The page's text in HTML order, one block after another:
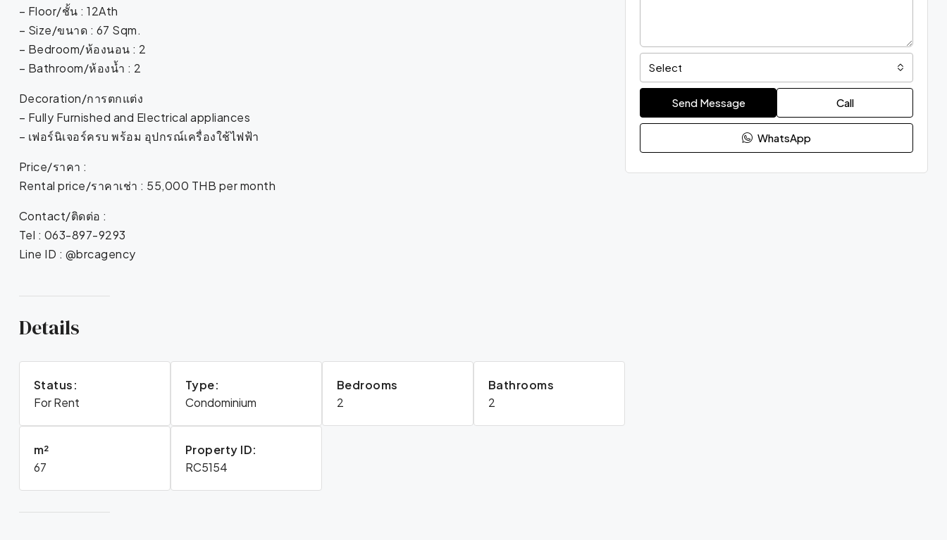
– Floor/ชั้น : 12Ath
– Size/ขนาด : 67 Sqm.
– Bedroom/ห้องนอน : 2
– Bathroom/ห้องน้ำ : 2
Decoration/การตกแต่ง
– Fully Furnished and Electrical appliances
– เฟอร์นิเจอร์ครบ พร้อม อุปกรณ์เครื่องใช้ไฟฟ้า
Price/ราคา :
Rental price/ราคาเช่า : 55,000 THB per month
Contact/ติดต่อ :
Tel : 063-897-9293
Line ID : @brcagency
Details
Status:
For Rent
Type:
Condominium
Bedrooms
2
Bathrooms
2
m²
67
Property ID:
RC5154
Select
Send Message Call
WhatsApp